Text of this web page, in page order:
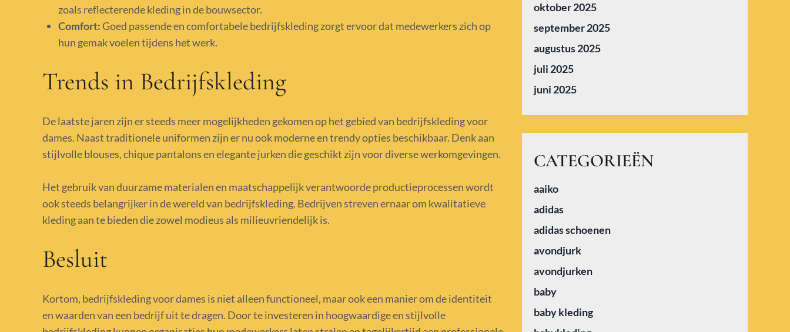
zoals reflecterende kleding in de bouwsector.
Comfort:Goed passende en comfortabele bedrijfskleding zorgt ervoor dat medewerkers zich op
hun gemak voelen tijdens het werk.
Trends in Bedrijfskleding
De laatste jaren zijn er steeds meer mogelijkheden gekomen op het gebied van bedrijfskleding voor
dames. Naast traditionele uniformen zijn er nu ook moderne en trendy opties beschikbaar. Denk aan
stijlvolle blouses, chique pantalons en elegante jurken die geschikt zijn voor diverse werkomgevingen.
Het gebruik van duurzame materialen en maatschappelijk verantwoorde productieprocessen wordt
ook steeds belangrijker in de wereld van bedrijfskleding. Bedrijven streven ernaar om kwalitatieve
kleding aan te bieden die zowel modieus als milieuvriendelijk is.
Besluit
Kortom, bedrijfskleding voor dames is niet alleen functioneel, maar ook een manier om de identiteit
en waarden van een bedrijf uit te dragen. Door te investeren in hoogwaardige en stijlvolle
oktober 2025
september 2025
augustus 2025
juli 2025
juni 2025
CATEGORIEËN
aaiko
adidas
adidas schoenen
avondjurk
avondjurken
baby
baby kleding